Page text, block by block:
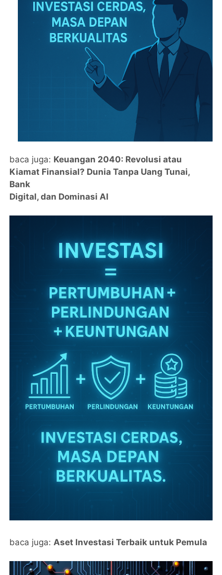
baca juga: Keuangan 2040: Revolusi atau
Kiamat Finansial? Dunia Tanpa Uang Tunai,
Bank
Digital, dan Dominasi AI
baca juga: Aset Investasi Terbaik untuk Pemula